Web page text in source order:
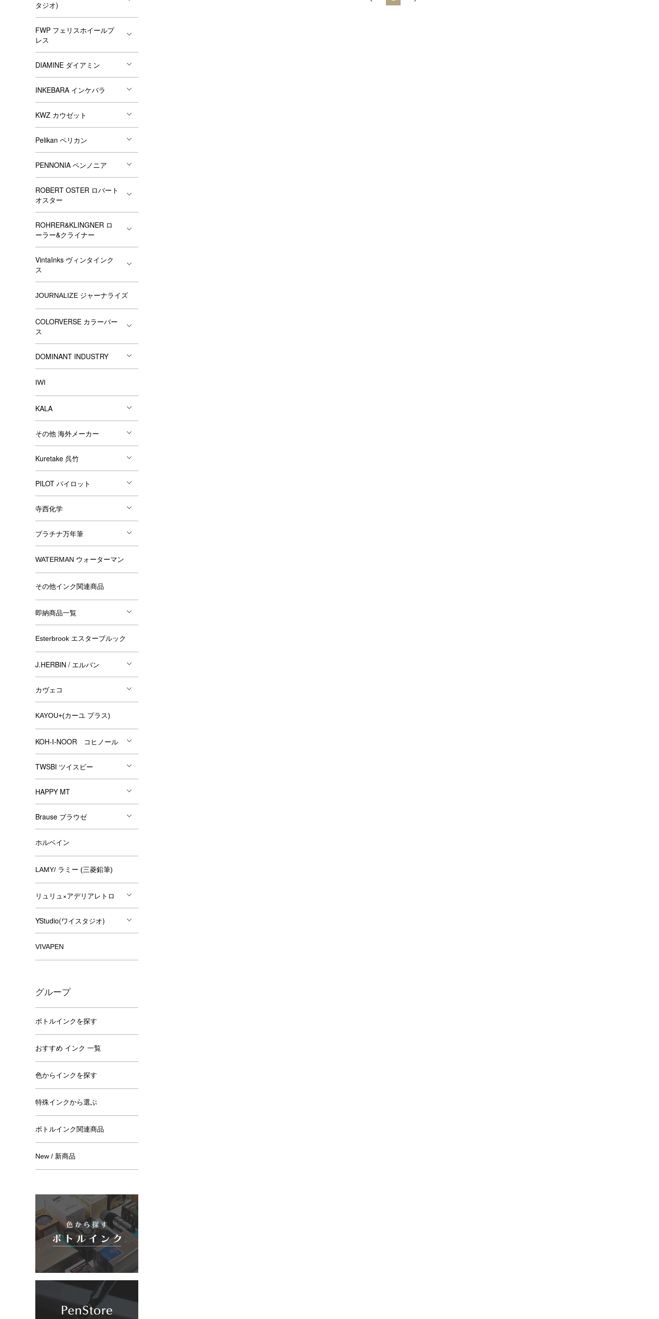
タジオ)
FWP フェリスホイールプ
レス
DIAMINE ダイアミン
INKEBARA インケバラ
KWZ カウゼット
Pelikan ペリカン
PENNONIA ペンノニア
ROBERT OSTER ロバート
オスター
ROHRER&KLINGNER ロ
ーラー&クライナー
VintaInks ヴィンタインク
ス
JOURNALIZE ジャーナライズ
COLORVERSE カラーバー
ス
DOMINANT INDUSTRY
IWI
KALA
その他 海外メーカー
Kuretake 呉竹
PILOT パイロット
寺西化学
プラチナ万年筆
WATERMAN ウォーターマン
その他インク関連商品
即納商品一覧
Esterbrook エスターブルック
J.HERBIN / エルバン
カヴェコ
KAYOU+(カーユ プラス)
KOH-I-NOOR コヒノール
TWSBI ツイスビー
HAPPY MT
Brause ブラウゼ
ホルベイン
LAMY/ ラミー (三菱鉛筆)
リュリュ×アデリアレトロ
YStudio(ワイスタジオ)
VIVAPEN
グループ
ボトルインクを探す
おすすめ インク 一覧
色からインクを探す
特殊インクから選ぶ
ボトルインク関連商品
New / 新商品